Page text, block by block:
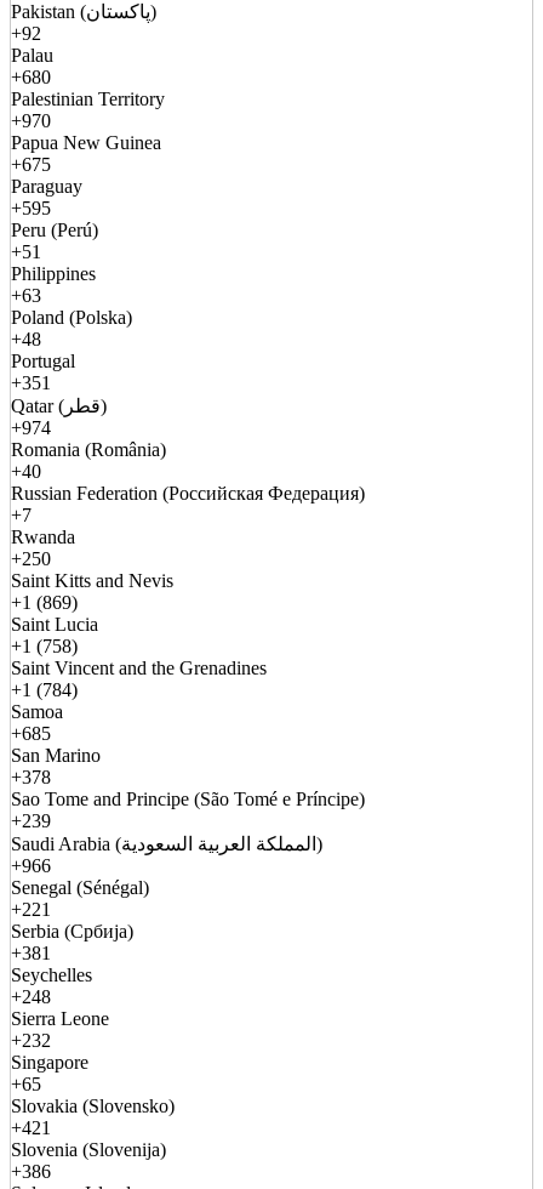
Pakistan (پاکستان)
+92
Palau
+680
Palestinian Territory
+970
Papua New Guinea
+675
Paraguay
+595
Peru (Perú)
+51
Philippines
+63
Poland (Polska)
+48
Portugal
+351
Qatar (قطر)
+974
Romania (România)
+40
Russian Federation (Российская Федерация)
+7
Rwanda
+250
Saint Kitts and Nevis
+1 (869)
Saint Lucia
+1 (758)
Saint Vincent and the Grenadines
+1 (784)
Samoa
+685
San Marino
+378
Sao Tome and Principe (São Tomé e Príncipe)
+239
Saudi Arabia (المملكة العربية السعودية)
+966
Senegal (Sénégal)
+221
Serbia (Србија)
+381
Seychelles
+248
Sierra Leone
+232
Singapore
+65
Slovakia (Slovensko)
+421
Slovenia (Slovenija)
+386